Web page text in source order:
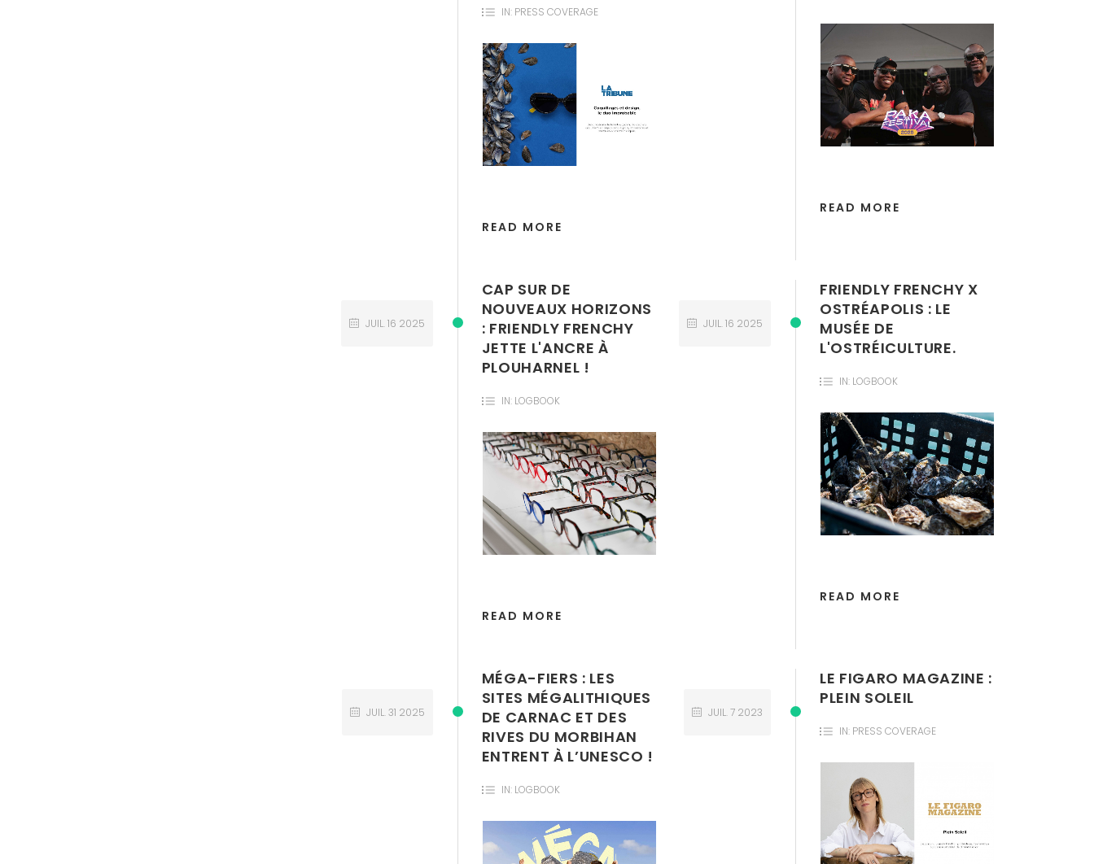
IN: PRESS COVERAGE
READ MORE
READ MORE
CAP SUR DE
NOUVEAUX HORIZONS
: FRIENDLY FRENCHY
JETTE L'ANCRE À
PLOUHARNEL !
IN: LOGBOOK
JUIL.16 2025
READ MORE
FRIENDLY FRENCHY X
OSTRÉAPOLIS : LE
MUSÉE DE
L'OSTRÉICULTURE.
IN: LOGBOOK
JUIL.16 2025
READ MORE
MÉGA-FIERS : LES
SITES MÉGALITHIQUES
DE CARNAC ET DES
RIVES DU MORBIHAN
ENTRENT À L’UNESCO !
IN: LOGBOOK
JUIL.31 2025
LE FIGARO MAGAZINE :
PLEIN SOLEIL
IN: PRESS COVERAGE
JUIL.7 2023